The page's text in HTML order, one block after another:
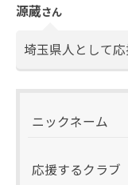
源蔵さん
埼玉県人として
ニックネーム
応援するクラブ